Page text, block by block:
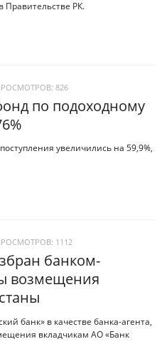
Правительстве РК.
826
по подоходному
увеличились на 59,9%,
1112
банком-
возмещения
банк» в качестве банка-агента,
вкладчикам АО «Банк